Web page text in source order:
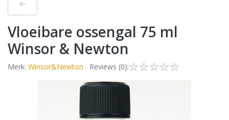
vloeibare ossengal 75 ml
Winsor & Newton
Merk: Winsor&Newton Reviews (0):